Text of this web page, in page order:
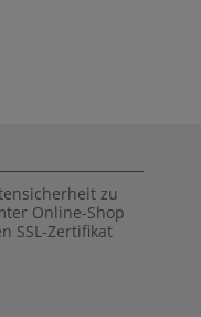
zu
Online-Shop
SSL-Zertifikat